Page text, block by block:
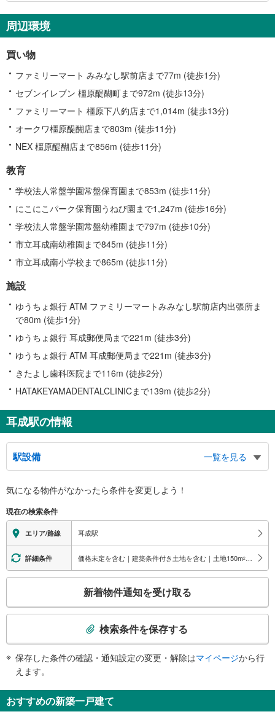
す
る
報
周辺環境
買い物
ファミリーマート みみなし駅前店まで77m (徒歩1分)
セブンイレブン 橿原醍醐町まで972m (徒歩13分)
ファミリーマート 橿原下八釣店まで1,014m (徒歩13分)
オークワ橿原醍醐店まで803m (徒歩11分)
NEX 橿原醍醐店まで856m (徒歩11分)
教育
学校法人常盤学園常盤保育園まで853m (徒歩11分)
にこにこパーク保育園うねび園まで1,247m (徒歩16分)
学校法人常盤学園常盤幼稚園まで797m (徒歩10分)
市立耳成南幼稚園まで845m (徒歩11分)
市立耳成南小学校まで865m (徒歩11分)
施設
ゆうちょ銀行 ATM ファミリーマートみみなし駅前店内出張所ま
で80m (徒歩1分)
ゆうちょ銀行 耳成郵便局まで221m (徒歩3分)
ゆうちょ銀行 ATM 耳成郵便局まで221m (徒歩3分)
きたよし歯科医院まで116m (徒歩2分)
HATAKEYAMADENTALCLINICまで139m (徒歩2分)
耳成駅の情報
駅設備
一覧を見る
※段差なしでの移動経路
地上⇔改札⇔ホーム：△（スロープ（車椅子専用通路））
スロープ
・各ホーム⇔地上階（※車いす専用通路のため要駅員連絡）
気になる物件がなかったら条件を変更しよう！
現在の検索条件
エリア/路線 耳成駅
詳細条件 価格未定を含む｜建築条件付き土地を含む｜土地150m2 以上
検
知
を
新着物件通知を受け取る
検索条件を保存する
保存した条件の確認・通知設定の変更・解除はマイページから行
えます。
おすすめの新築一戸建て